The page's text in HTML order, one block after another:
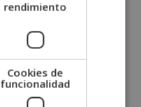
rendimiento
Cookies de
funcionalidad